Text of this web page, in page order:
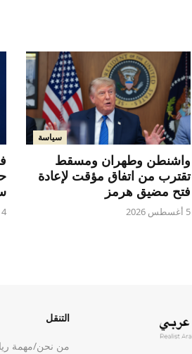
سياسة
واشنطن وطهران ومسقط
تقترب من اتفاق مؤقت لإعادة
فتح مضيق هرمز
5 أغسطس 2026 4 أغسطس 2026
التنقل
من نحن/مهمة